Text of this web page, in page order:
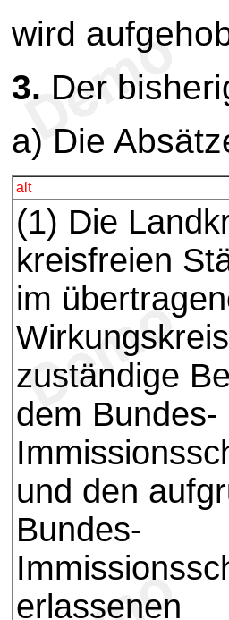
wird
3. Der
a) Die
alt
(1) Die
kreisfreien
im
zuständige
dem Bundes-
und den
Bundes-
erlassenen